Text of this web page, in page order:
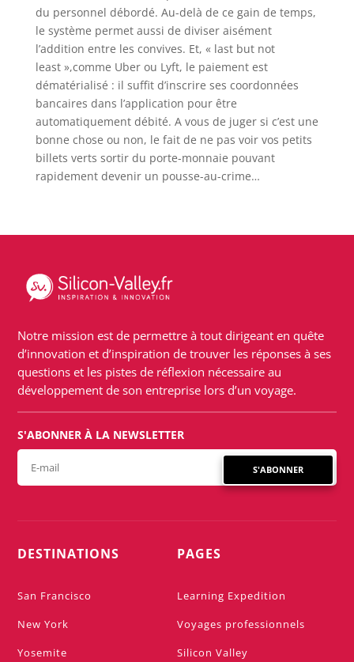
du personnel débordé. Au-delà de ce gain de temps,
le système permet aussi de diviser aisément
l’addition entre les convives. Et, « last but not
least »,comme Uber ou Lyft, le paiement est
dématérialisé : il suffit d’inscrire ses coordonnées
bancaires dans l’application pour être
automatiquement débité. A vous de juger si c’est une
bonne chose ou non, le fait de ne pas voir vos petits
billets verts sortir du porte-monnaie pouvant
rapidement devenir un pousse-au-crime…
Notre mission est de permettre à tout dirigeant en quête
d’innovation et d’inspiration de trouver les réponses à ses
questions et les pistes de réflexion nécessaire au
développement de son entreprise lors d’un voyage.
S'ABONNER À LA NEWSLETTER
S'ABONNER
DESTINATIONS
San Francisco
New York
Yosemite
PAGES
Learning Expedition
Voyages professionnels
Silicon Valley